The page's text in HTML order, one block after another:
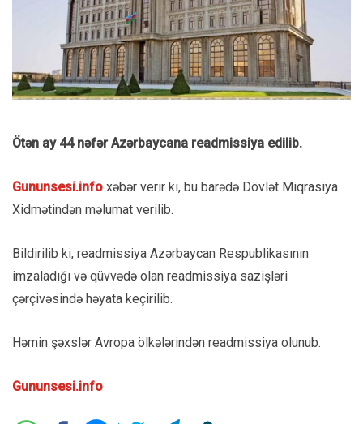
Ötən ay 44 nəfər Azərbaycana readmissiya edilib.
Gununsesi.info xəbər verir ki, bu barədə Dövlət Miqrasiya
Xidmətindən məlumat verilib.
Bildirilib ki, readmissiya Azərbaycan Respublikasının
imzaladığı və qüvvədə olan readmissiya sazişləri
çərçivəsində həyata keçirilib.
Həmin şəxslər Avropa ölkələrindən readmissiya olunub.
Gununsesi.info